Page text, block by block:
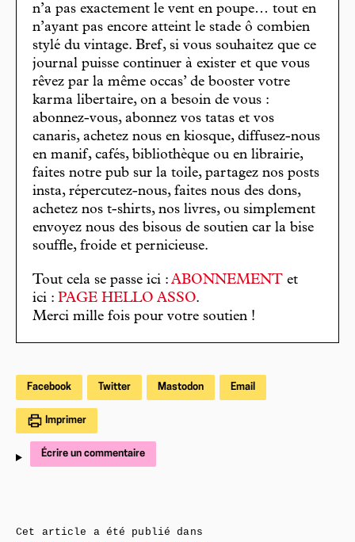
n’a pas exactement le vent en poupe… tout en
n’ayant pas encore atteint le stade ô combien
stylé du vintage. Bref, si vous souhaitez que ce
journal puisse continuer à exister et que vous
rêvez par la même occas’ de booster votre
karma libertaire, on a besoin de vous :
abonnez-vous, abonnez vos tatas et vos
canaris, achetez nous en kiosque, diffusez-nous
en manif, cafés, bibliothèque ou en librairie,
faites notre pub sur la toile, partagez nos posts
insta, répercutez-nous, faites nous des dons,
achetez nos t-shirts, nos livres, ou simplement
envoyez nous des bisous de soutien car la bise
souffle, froide et pernicieuse.
Tout cela se passe ici : ABONNEMENT et
ici : PAGE HELLO ASSO.
Merci mille fois pour votre soutien !
Facebook Twitter Mastodon Email
Imprimer
Écrire un commentaire
Cet article a été publié dans